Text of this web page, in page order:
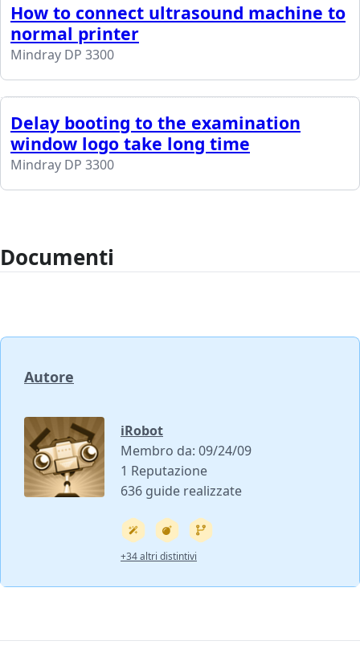
How to connect ultrasound machine to
normal printer
Mindray DP 3300
Delay booting to the examination
window logo take long time
Mindray DP 3300
Documenti
Autore
iRobot
Membro da: 09/24/09
1 Reputazione
636 guide realizzate
+34 altri distintivi